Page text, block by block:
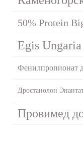
50% Protein
Egis
Фенилпропионат
Дростанолон
Провимед